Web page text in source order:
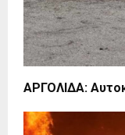
ΑΡΓΟΛΙΔΑ: